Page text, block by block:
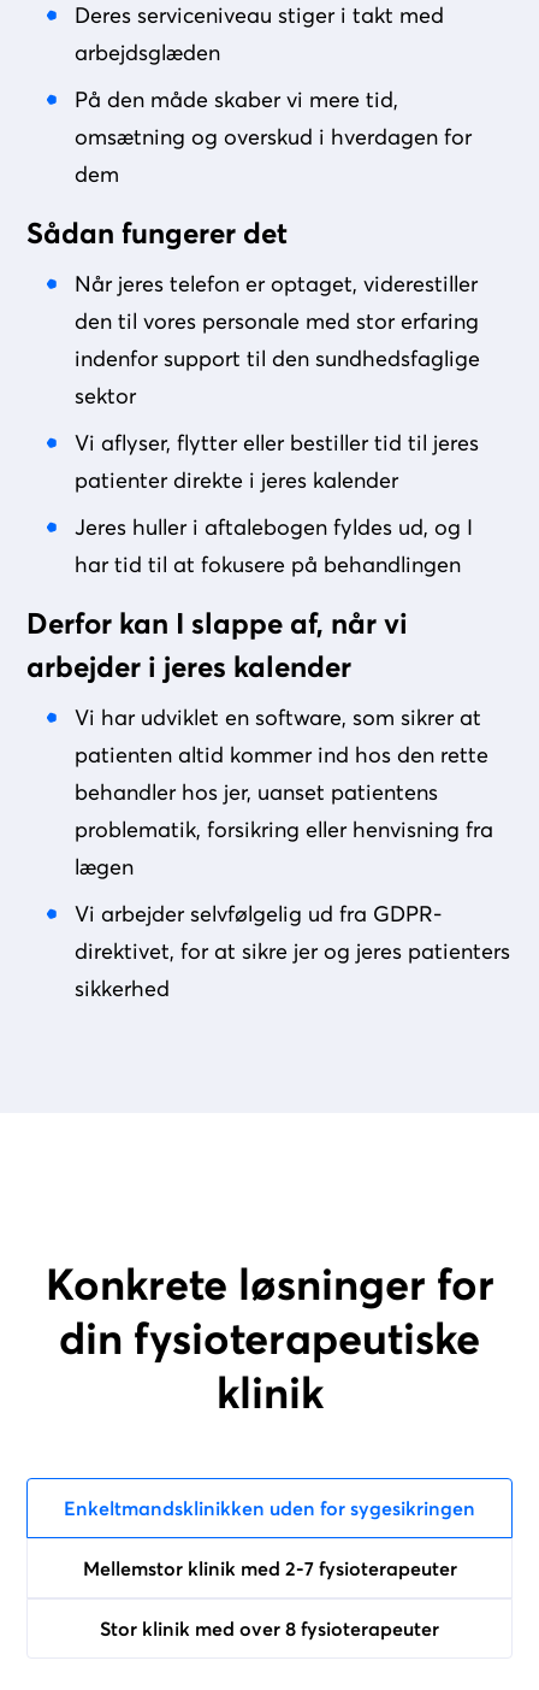
Deres serviceniveau stiger i takt med
arbejdsglæden
På den måde skaber vi mere tid,
omsætning og overskud i hverdagen for
dem
Sådan fungerer det
Når jeres telefon er optaget, viderestiller
den til vores personale med stor erfaring
indenfor support til den sundhedsfaglige
sektor
Vi aflyser, flytter eller bestiller tid til jeres
patienter direkte i jeres kalender
Jeres huller i aftalebogen fyldes ud, og I
har tid til at fokusere på behandlingen
Derfor kan I slappe af, når vi
arbejder i jeres kalender
Vi har udviklet en software, som sikrer at
patienten altid kommer ind hos den rette
behandler hos jer, uanset patientens
problematik, forsikring eller henvisning fra
lægen
Vi arbejder selvfølgelig ud fra GDPR-
direktivet, for at sikre jer og jeres patienters
sikkerhed
Konkrete løsninger for
din fysioterapeutiske
klinik
Enkeltmandsklinikken uden for sygesikringen
Mellemstor klinik med 2-7 fysioterapeuter
Stor klinik med over 8 fysioterapeuter